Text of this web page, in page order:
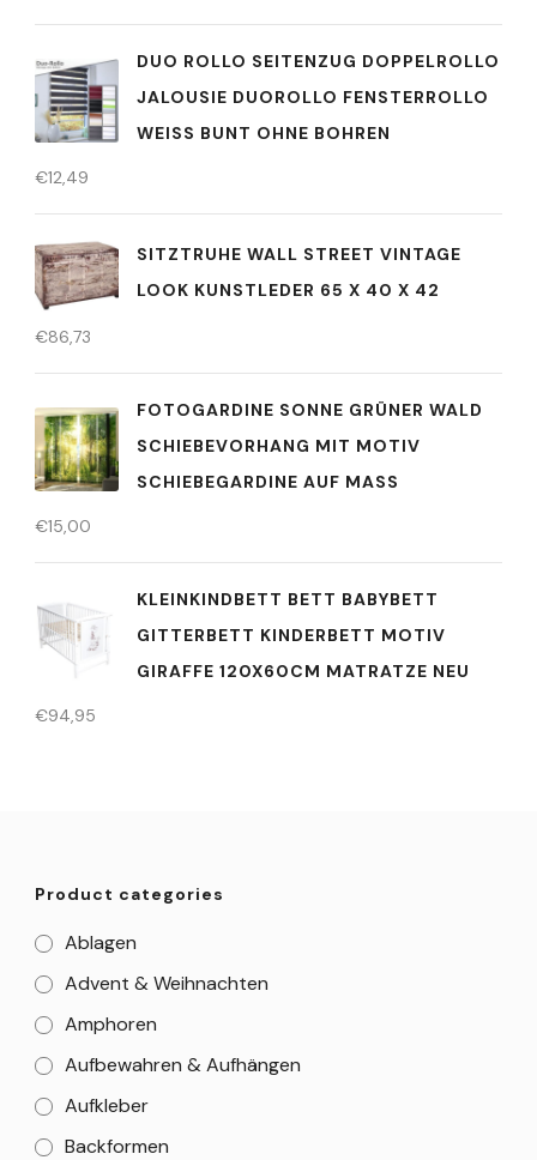
DUO ROLLO SEITENZUG DOPPELROLLO
JALOUSIE DUOROLLO FENSTERROLLO
WEISS BUNT OHNE BOHREN
€12,49
SITZTRUHE WALL STREET VINTAGE
LOOK KUNSTLEDER 65 X 40 X 42
€86,73
FOTOGARDINE SONNE GRÜNER WALD
SCHIEBEVORHANG MIT MOTIV
SCHIEBEGARDINE AUF MASS
€15,00
KLEINKINDBETT BETT BABYBETT
GITTERBETT KINDERBETT MOTIV
GIRAFFE 120X60CM MATRATZE NEU
€94,95
Product categories
Ablagen
Advent & Weihnachten
Amphoren
Aufbewahren & Aufhängen
Aufkleber
Backformen